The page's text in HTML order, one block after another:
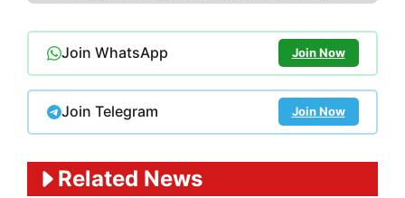
Join WhatsApp Join Now
Join Telegram Join Now
Related News